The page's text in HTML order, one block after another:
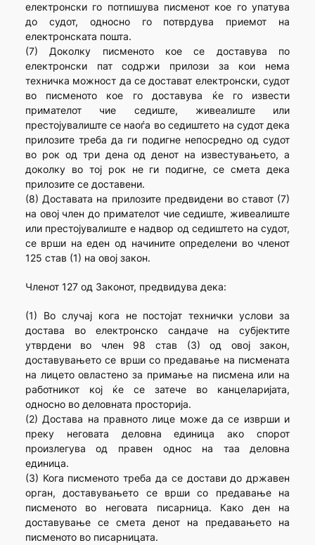
електронски го потпишува писменот кое го упатува
до судот, односно го потврдува приемот на
електронската пошта.
(7) Доколку писменото кое се доставува по
електронски пат содржи прилози за кои нема
техничка можност да се достават електронски, судот
во писменото кое го доставува ќе го извести
примателот чие седиште, живеалиште или
престојувалиште се наоѓа во седиштето на судот дека
прилозите треба да ги подигне непосредно од судот
во рок од три дена од денот на известувањето, а
доколку во тој рок не ги подигне, се смета дека
прилозите се доставени.
(8) Доставата на прилозите предвидени во ставот (7)
на овој член до примателот чие седиште, живеалиште
или престојувалиште е надвор од седиштето на судот,
се врши на еден од начините определени во членот
125 став (1) на овој закон.
Членот 127 од Законот, предвидува дека:
(1) Во случај кога не постојат технички услови за
достава во електронско сандаче на субјектите
утврдени во член 98 став (3) од овој закон,
доставувањето се врши со предавање на писмената
на лицето овластено за примање на писмена или на
работникот кој ќе се затече во канцеларијата,
односно во деловната просторија.
(2) Достава на правното лице може да се изврши и
преку неговата деловна единица ако спорот
произлегува од правен однос на таа деловна
единица.
(3) Кога писменото треба да се достави до државен
орган, доставувањето се врши со предавање на
писменото во неговата писарница. Како ден на
доставување се смета денот на предавањето на
писменото во писарницата.